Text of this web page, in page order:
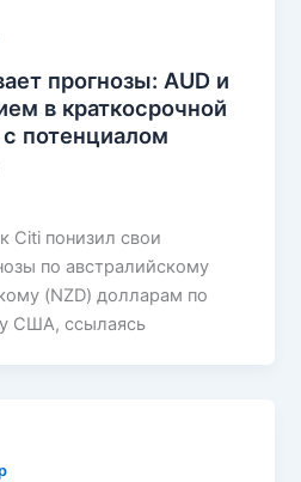
прогнозы: AUD и
в краткосрочной
потенциалом
Citi понизил свои
по австралийскому
(NZD) долларам по
США, ссылаясь